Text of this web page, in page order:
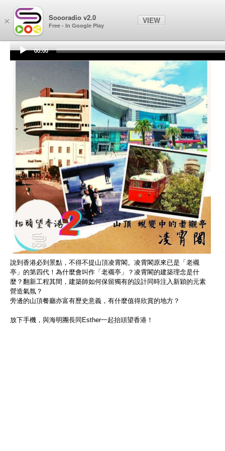
Soooradio
Audio
00:00
說到香港必到景點，不得不提山頂凌霄閣。凌霄閣原來已是「老襯
亭」的第四代！為什麼會叫作「老襯亭」？凌霄閣的建築理念是什
麼？翻新工程其間，建築師如何保留獨有的設計同時注入新穎的元素
營造氣氛？
旁邊的山頂餐廳亦富有歷史意義，有什麼值得欣賞的地方？
放下手機，與海明團長同Esther一起抬頭望香港！
× Soooradio v2.0
Free - In Google Play
VIEW